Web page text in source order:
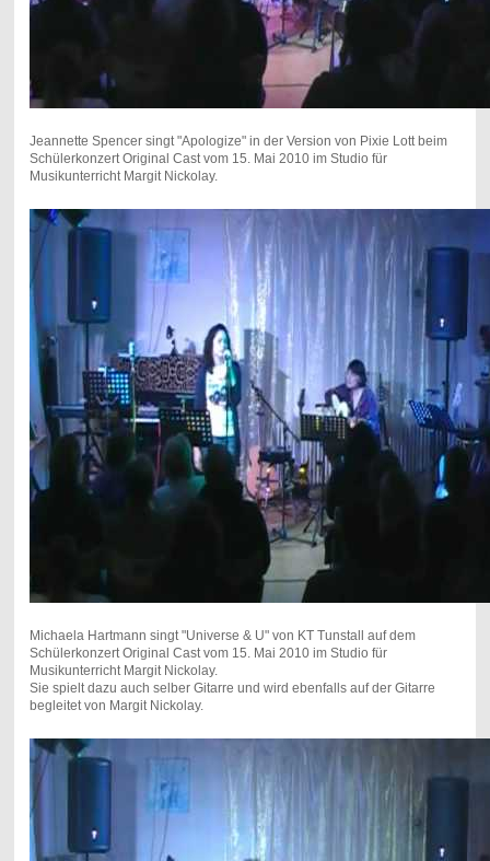
Jeannette Spencer singt "Apologize" in der Version von Pixie Lott beim
Schülerkonzert Original Cast vom 15. Mai 2010 im Studio für
Musikunterricht Margit Nickolay.
Michaela Hartmann singt "Universe & U" von KT Tunstall auf dem
Schülerkonzert Original Cast vom 15. Mai 2010 im Studio für
Musikunterricht Margit Nickolay.
Sie spielt dazu auch selber Gitarre und wird ebenfalls auf der Gitarre
begleitet von Margit Nickolay.